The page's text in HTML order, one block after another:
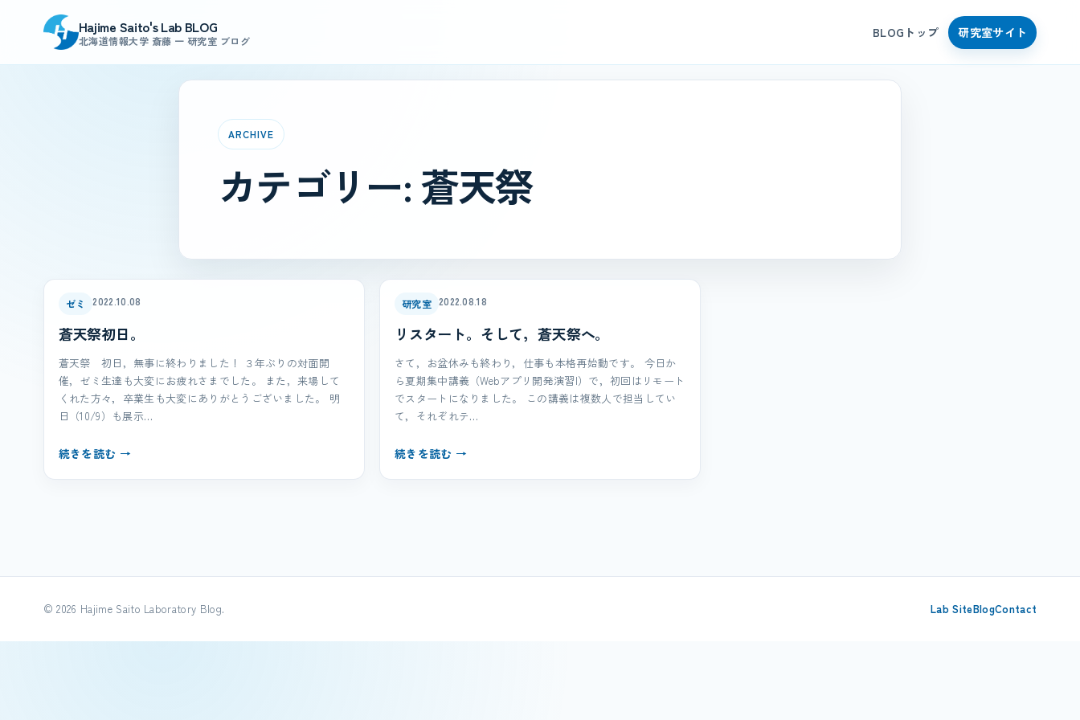
Hajime Saito's Lab BLOG
北海道情報大学 斎藤 一 研究室 ブログ
BLOGトップ 研究室サイト
ARCHIVE
カテゴリー: 蒼天祭
ゼミ 2022.10.08
蒼天祭初日。
蒼天祭 初日，無事に終わりました！ ３年ぶりの対面開
催，ゼミ生達も大変にお疲れさまでした。 また，来場して
くれた方々，卒業生も大変にありがとうございました。 明
日（10/9）も展示…
続きを読む →
研究室 2022.08.18
リスタート。そして，蒼天祭へ。
さて，お盆休みも終わり，仕事も本格再始動です。 今日か
ら夏期集中講義（Webアプリ開発演習I）で，初回はリモート
でスタートになりました。 この講義は複数人で担当してい
て，それぞれテ…
続きを読む →
© 2026 Hajime Saito Laboratory Blog. Lab SiteBlogContact